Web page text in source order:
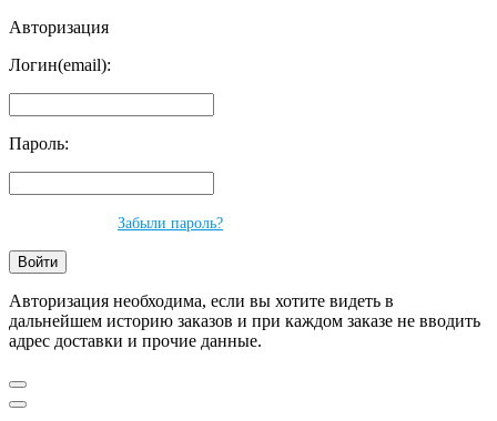
Авторизация
Логин(email):
Пароль:
Забыли пароль?
Авторизация необходима, если вы хотите видеть в
дальнейшем историю заказов и при каждом заказе не вводить
адрес доставки и прочие данные.